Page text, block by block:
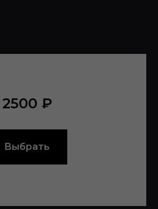
2500 ₽
Выбрать